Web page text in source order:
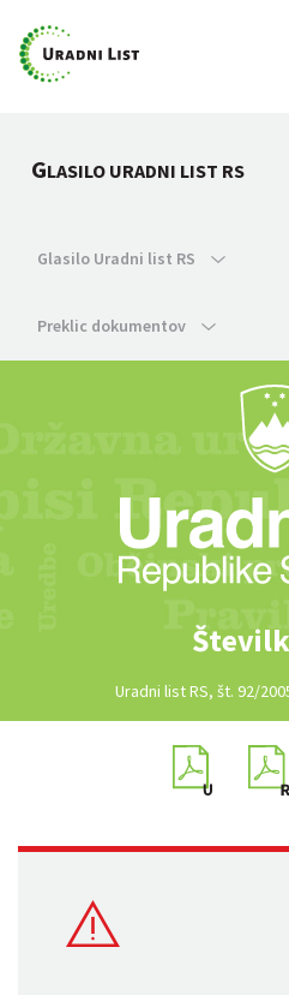
GLASILO URADNI LIST RS
Glasilo Uradni list RS
Preklic dokumentov
Uradni list RS, št. 92/